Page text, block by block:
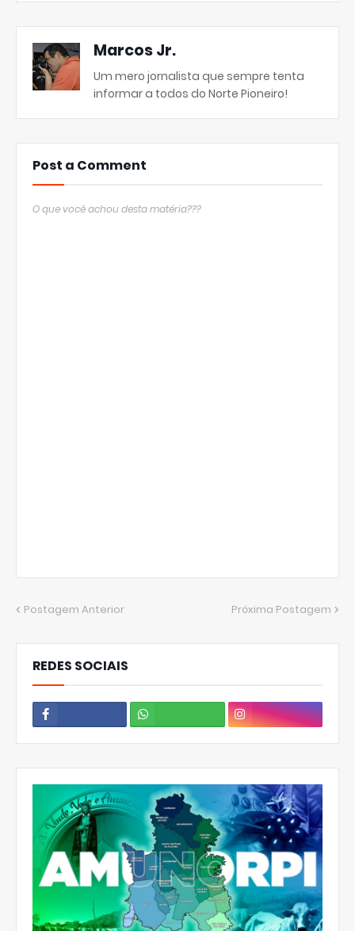
Marcos Jr.
Um mero jornalista que sempre tenta
informar a todos do Norte Pioneiro!
Post a Comment
O que você achou desta matéria???
Postagem Anterior Próxima Postagem
REDES SOCIAIS